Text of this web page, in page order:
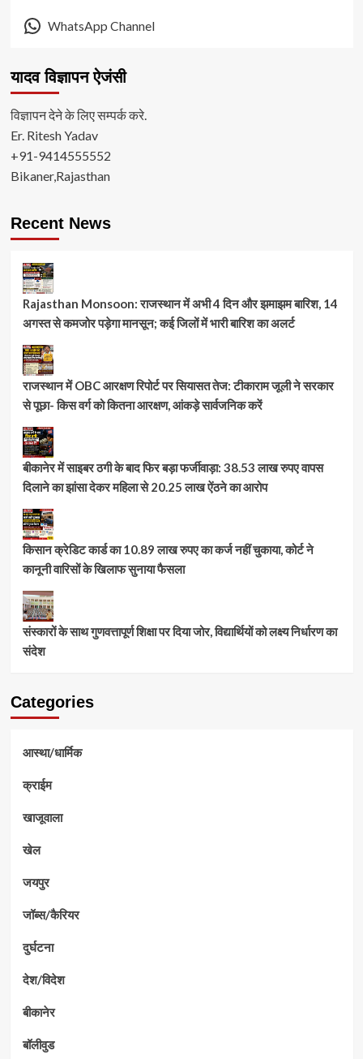
WhatsApp Channel
यादव विज्ञापन ऐजंसी
विज्ञापन देने के लिए सम्पर्क करे.
Er. Ritesh Yadav
+91-9414555552
Bikaner,Rajasthan
Recent News
Rajasthan Monsoon: राजस्थान में अभी 4 दिन और झमाझम बारिश, 14
अगस्त से कमजोर पड़ेगा मानसून; कई जिलों में भारी बारिश का अलर्ट
राजस्थान में OBC आरक्षण रिपोर्ट पर सियासत तेज: टीकाराम जूली ने सरकार
से पूछा- किस वर्ग को कितना आरक्षण, आंकड़े सार्वजनिक करें
बीकानेर में साइबर ठगी के बाद फिर बड़ा फर्जीवाड़ा: 38.53 लाख रुपए वापस
दिलाने का झांसा देकर महिला से 20.25 लाख ऐंठने का आरोप
किसान क्रेडिट कार्ड का 10.89 लाख रुपए का कर्ज नहीं चुकाया, कोर्ट ने
कानूनी वारिसों के खिलाफ सुनाया फैसला
संस्कारों के साथ गुणवत्तापूर्ण शिक्षा पर दिया जोर, विद्यार्थियों को लक्ष्य निर्धारण का
संदेश
Categories
आस्था/धार्मिक
क्राईम
खाजूवाला
खेल
जयपुर
जॉब्स/कैरियर
दुर्घटना
देश/विदेश
बीकानेर
बॉलीवुड